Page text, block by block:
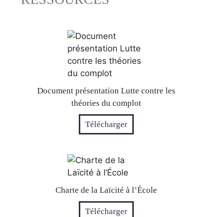
Document présentation Lutte contre les
théories du complot
Télécharger
Charte de la Laïcité à l’École
Télécharger